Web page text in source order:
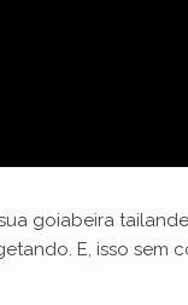
goiabeira
E, isso sem